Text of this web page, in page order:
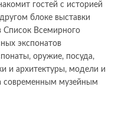
гостей с историей
блоке выставки
Список Всемирного
экспонатов
оружие, посуда,
и архитектуры, модели и
современным музейным